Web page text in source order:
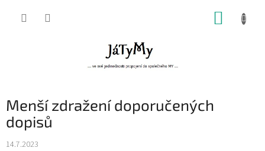
Menší zdražení doporučených
dopisů
14.7.2023